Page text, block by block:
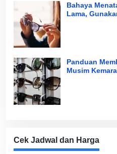
Bahaya
Lama,
Panduan
Musim
Cek Jadwal dan Harga